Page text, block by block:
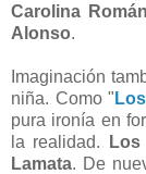
Carolina Román
Alonso.
Imaginación
niña. Como "
pura ironía en
la realidad.
Los
Lamata. De